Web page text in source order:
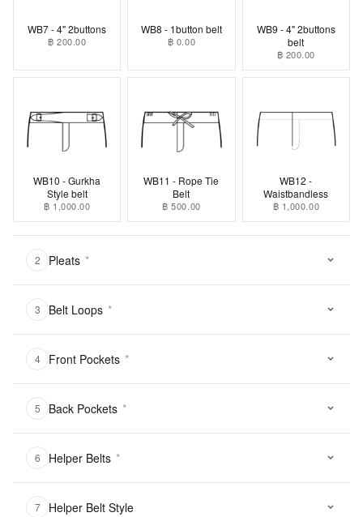
WB7 - 4" 2buttons
฿ 200.00
WB8 - 1button belt
฿ 0.00
WB9 - 4" 2buttons
belt
฿ 200.00
WB10 - Gurkha
Style belt
฿ 1,000.00
WB11 - Rope Tie
Belt
฿ 500.00
WB12 -
Waistbandless
฿ 1,000.00
2 Pleats *
3 Belt Loops *
4 Front Pockets *
5 Back Pockets *
6 Helper Belts *
7 Helper Belt Style